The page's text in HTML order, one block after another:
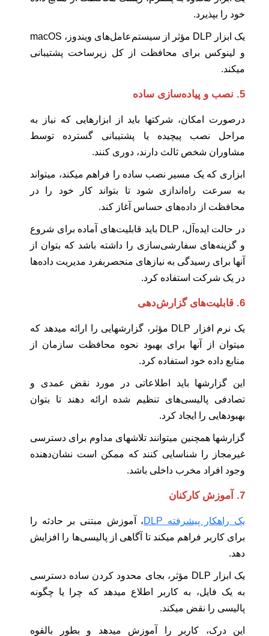
خود را بپذیرد.
یک ابزار DLP مؤثر از سیستم‌عامل‌های ویندوز، macOS
و لینوکس برای محافظت از کل زیرساخت پشتیبانی
میکند.
5. نصب و پیاده‌سازی ساده
درصورت امکان، شرکتها باید از ابزارهایی که نیاز به
مراحل نصب پیچیده یا پشتیبانی گسترده توسط
مشاوران شخص ثالث دارند، دوری کنند.
ابزاری که یک مسیر نصب ساده را فراهم میکند، میتواند
به سرعت راه‌اندازی شود تا بتواند کار خود را در
محافظت از داده‌های حساس آغاز کند.
در حالت ایده‌آل، DLP باید قابلیت‌های آماده برای شروع
و گزینه‌های سفارشی‌سازی را داشته باشد که بتوان از
آنها برای رسیدگی به نیازهای منحصربفرد مدیریت داده‌ها
در یک شرکت استفاده کرد.
6. قابلیت‌های گزارش‌دهی
یک نرم افزار DLP مؤثر، گزارشهایی را ارائه میدهد که
میتوان از آنها برای بهبود نحوه محافظت سازمان از
منابع داده خود استفاده کرد.
این گزارشها باید اطلاعاتی در مورد نقض عمدی و
تصادفی پالیسی‌های تنظیم شده ارائه دهند تا بتوان
بهبودهایی را ایجاد کرد.
گزارشها همچنین میتوانند تلاشهای مداوم برای دسترسی
غیرمجاز را شناسایی کنند که ممکن است نشان‌دهنده
وجود افراد مخرب داخلی باشد.
7. آموزش کارکنان
یک راهکار پیشرفته DLP
، آموزش مبتنی بر حادثه را
برای کاربر فراهم میکند تا آگاهی از پالیسی‌ها را افزایش
دهد.
یک ابزار DLP مؤثر، بجای محدود کردن ساده دسترسی
به یک فایل، به کاربر اطلاع میدهد که چرا یا چگونه
پالیسی را نقض میکند.
این درک، کاربر را آموزش میدهد و بطور بالقوه